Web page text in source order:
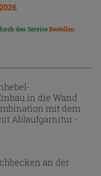
den ServiceBestellen
in die Wand
mit dem
Ablaufgarnitur -
an der